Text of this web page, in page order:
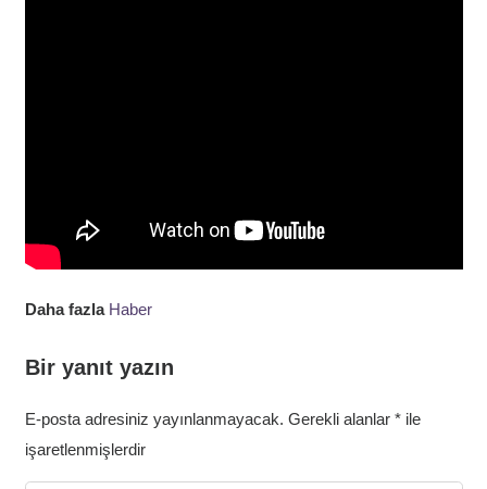
Daha fazla Haber
Bir yanıt yazın
E-posta adresiniz yayınlanmayacak. Gerekli alanlar *ile
işaretlenmişlerdir